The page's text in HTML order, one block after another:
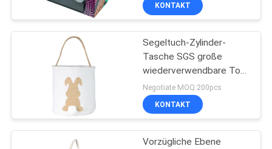
KONTAKT
UM
Kerzen-
Geschenkbox
KONTAKT
Segeltuch-Zylinder-
Tasche SGS große
wiederverwendbare Tote
Shopping Bags Saddle
Shaped
Negotiate MOQ:200pcs
KONTAKT
Vorzügliche Ebene